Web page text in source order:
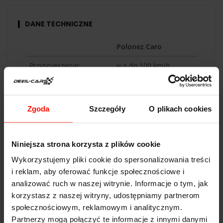
Zgoda Szczegóły O plikach cookies
Niniejsza strona korzysta z plików cookie
Wykorzystujemy pliki cookie do spersonalizowania treści
i reklam, aby oferować funkcje społecznościowe i
analizować ruch w naszej witrynie. Informacje o tym, jak
korzystasz z naszej witryny, udostępniamy partnerom
społecznościowym, reklamowym i analitycznym.
Partnerzy mogą połączyć te informacje z innymi danymi
DANE TECHNICZNE
Polonez Caro
Przyspieszenie:
∞s do 100 km/h
Prędkość max:
Waga:
Napęd:
tył
Pojemność:
1.6 l
Skrzynia biegów:
manualna